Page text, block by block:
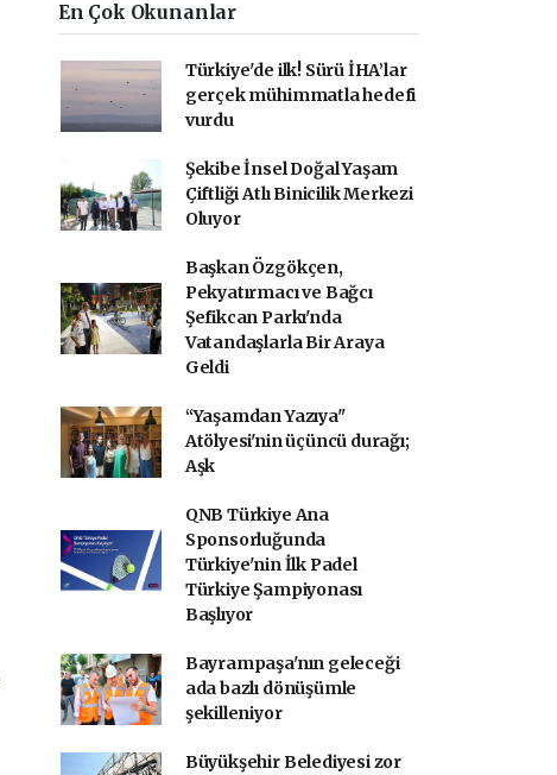
En Çok Okunanlar
Türkiye'de ilk! Sürü İHA’lar
gerçek mühimmatla hedefi
vurdu
Şekibe İnsel Doğal Yaşam
Çiftliği Atlı Binicilik Merkezi
Oluyor
Başkan Özgökçen,
Pekyatırmacı ve Bağcı
Şefikcan Parkı'nda
Vatandaşlarla Bir Araya
Geldi
“Yaşamdan Yazıya"
Atölyesi'nin üçüncü durağı;
Aşk
QNB Türkiye Ana
Sponsorluğunda
Türkiye'nin İlk Padel
Türkiye Şampiyonası
Başlıyor
Bayrampaşa'nın geleceği
ada bazlı dönüşümle
şekilleniyor
Büyükşehir Belediyesi zor